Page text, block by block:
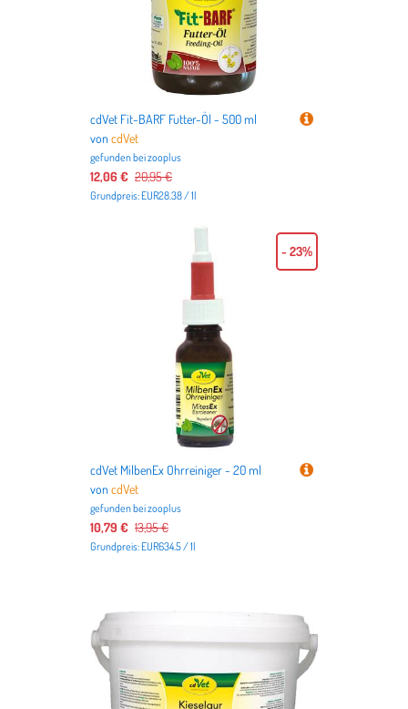
cdVet Fit-BARF Futter-Öl - 500 ml
voncdVet
gefunden beizooplus
12,06 € 20,95 €
Grundpreis: EUR28.38 / 1l
cdVet MilbenEx Ohrreiniger - 20 ml
voncdVet
gefunden beizooplus
10,79 € 13,95 €
Grundpreis: EUR634.5 / 1l
- 23%